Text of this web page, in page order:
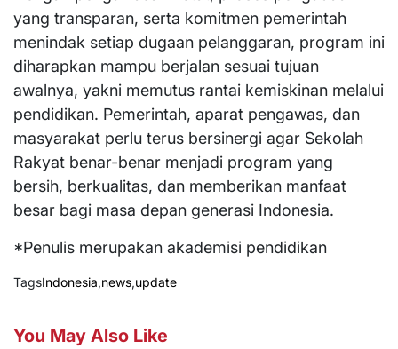
yang transparan, serta komitmen pemerintah
menindak setiap dugaan pelanggaran, program ini
diharapkan mampu berjalan sesuai tujuan
awalnya, yakni memutus rantai kemiskinan melalui
pendidikan. Pemerintah, aparat pengawas, dan
masyarakat perlu terus bersinergi agar Sekolah
Rakyat benar-benar menjadi program yang
bersih, berkualitas, dan memberikan manfaat
besar bagi masa depan generasi Indonesia.
*Penulis merupakan akademisi pendidikan
TagsIndonesia,news,update
You May Also Like